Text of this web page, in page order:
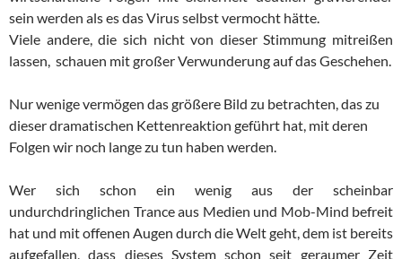
sein werden als es das Virus selbst vermocht hätte.
Viele andere, die sich nicht von dieser Stimmung mitreißen
lassen, schauen mit großer Verwunderung auf das Geschehen.
Nur wenige vermögen das größere Bild zu betrachten, das zu
dieser dramatischen Kettenreaktion geführt hat, mit deren
Folgen wir noch lange zu tun haben werden.
Wer sich schon ein wenig aus der scheinbar
undurchdringlichen Trance aus Medien und Mob-Mind befreit
hat und mit offenen Augen durch die Welt geht, dem ist bereits
aufgefallen, dass dieses System schon seit geraumer Zeit